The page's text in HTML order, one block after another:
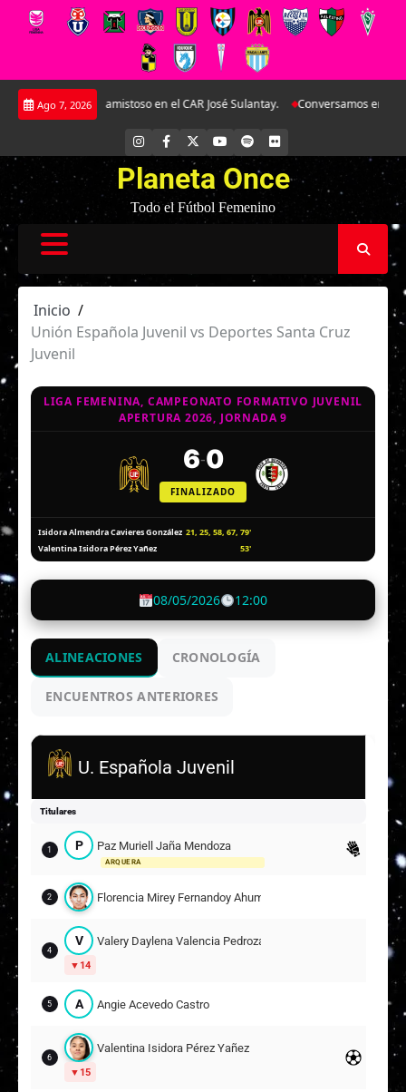
Saltar
Ago 7, 2026
en doble amistoso en el CAR José Sulantay. Conversamos en exclusiva
INSTAGRAM
FACEBOOK YOUTUBE
SPOTIFYFLICKR
Planeta Once
Todo el Fútbol Femenino
Inicio
Unión Española Juvenil vs Deportes Santa Cruz
Juvenil
LIGA FEMENINA, CAMPEONATO FORMATIVO JUVENIL
APERTURA 2026, JORNADA 9
6-0
FINALIZADO
Isidora Almendra Cavieres González 21, 25, 58, 67, 79'
Valentina Isidora Pérez Yañez
53'
08/05/2026 12:00
ALINEACIONES CRONOLOGÍA
ENCUENTROS ANTERIORES
U. Española Juvenil
Titulares
1 P Paz Muriell Jaña Mendoza
ARQUERA
2 Florencia Mirey Fernandoy Ahumada
4
V Valery Daylena Valencia Pedroza
14
5 A Angie Acevedo Castro
6
Valentina Isidora Pérez Yañez
15